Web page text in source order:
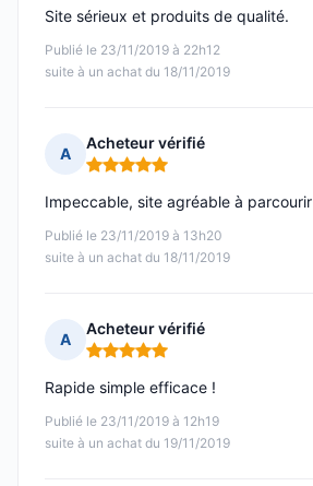
Publié le 23/11/2019 à 22h12
suite à un achat du 18/11/2019
Site sérieux et produits de qualité.
A
Acheteur vérifié
Note : 5 sur 5
Publié le 23/11/2019 à 13h20
suite à un achat du 18/11/2019
Impeccable, site agréable à parcourir
A
Acheteur vérifié
Note : 5 sur 5
Publié le 23/11/2019 à 12h19
suite à un achat du 19/11/2019
Rapide simple efficace !